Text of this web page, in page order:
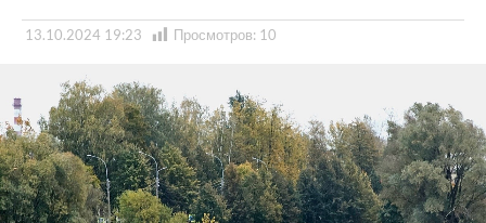
13.10.2024 19:23 Просмотров: 10